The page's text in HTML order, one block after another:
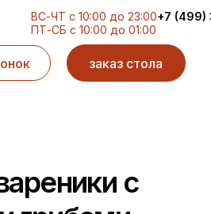
ВС-ЧТ с 10:00 до 23:00
ПТ-СБ с 10:00 до 01:00
+7 (499)
заказ стола
с